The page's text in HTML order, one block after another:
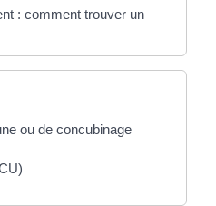
: comment trouver un
ou de concubinage